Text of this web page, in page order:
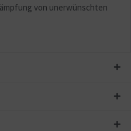
von unerwünschten